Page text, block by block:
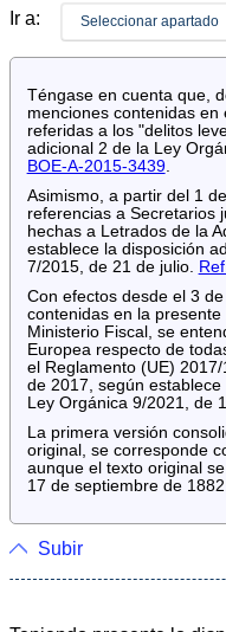
Ir a: Seleccionar apartado
Téngase en cuenta que,
menciones contenidas
referidas a los "delitos
adicional 2 de la Ley
BOE-A-2015-3439.
Asimismo, a partir del 1
referencias a Secretarios
hechas a Letrados de la
establece la disposición
7/2015, de 21 de julio.
Con efectos desde el 3
contenidas en la
Ministerio Fiscal, se
Europea respecto de
el Reglamento (UE)
de 2017, según
Ley Orgánica 9/2021, de
La primera versión
original, se corresponde
aunque el texto original
17 de septiembre de
Subir